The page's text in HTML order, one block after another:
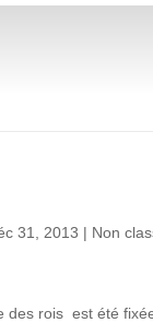
31, 2013 | Non
des rois est été